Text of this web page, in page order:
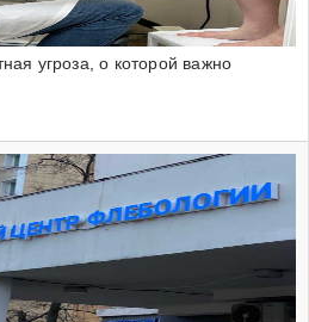
угроза, о которой важно